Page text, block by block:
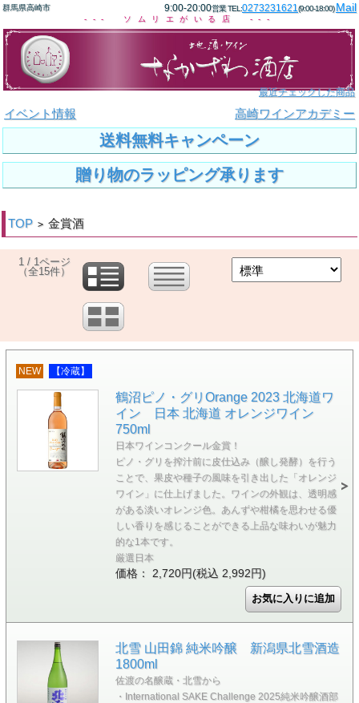
群馬県高崎市 9:00-20:00営業 TEL:0273231621(9:00-18:00)Mail
--- ソムリエがいる店 ---
最近チェックした商品
イベント情報 高崎ワインアカデミー
送料無料キャンペーン
贈り物のラッピング承ります
TOP > 金賞酒
1 / 1ページ
（全15件）
NEW 【冷蔵】
鶴沼ピノ・グリOrange 2023 北海道ワ
イン 日本 北海道 オレンジワイン
750ml
日本ワインコンクール金賞！
ピノ・グリを搾汁前に皮仕込み（醸し発酵）を行う
ことで、果皮や種子の風味を引き出した「オレンジ
ワイン」に仕上げました。ワインの外観は、透明感
がある淡いオレンジ色。あんずや柑橘を思わせる優
しい香りを感じることができる上品な味わいが魅力
的な1本です。
厳選日本
価格： 2,720円(税込 2,992円)
北雪 山田錦 純米吟醸 新潟県北雪酒造
1800ml
佐渡の名醸蔵・北雪から
・International SAKE Challenge 2025純米吟醸酒部